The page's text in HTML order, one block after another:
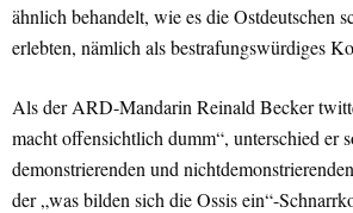
ähnlich behandelt, wie es die Ostdeutschen
erlebten, nämlich als bestrafungswürdiges
Als der ARD-Mandarin Reinald Becker
macht offensichtlich dumm“, unterschied er
demonstrierenden und
der „was bilden sich die Ossis ein“-